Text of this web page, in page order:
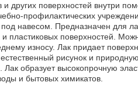
и других поверхностей внутри
профилактических
под навесом. Предназначен для
пластиковых поверхностей.
износу. Лак придает
рисунок и
образует высокопрочную
и бытовых химикатов.